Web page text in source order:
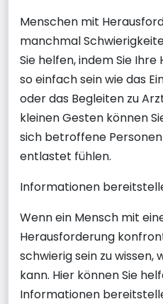
Menschen mit
manchmal
Sie helfen, indem Sie
so einfach sein wie das
oder das Begleiten zu
kleinen Gesten können
sich betroffene
entlastet fühlen.
Informationen
Wenn ein Mensch mit
Herausforderung
schwierig sein zu wissen,
kann. Hier können Sie
Informationen